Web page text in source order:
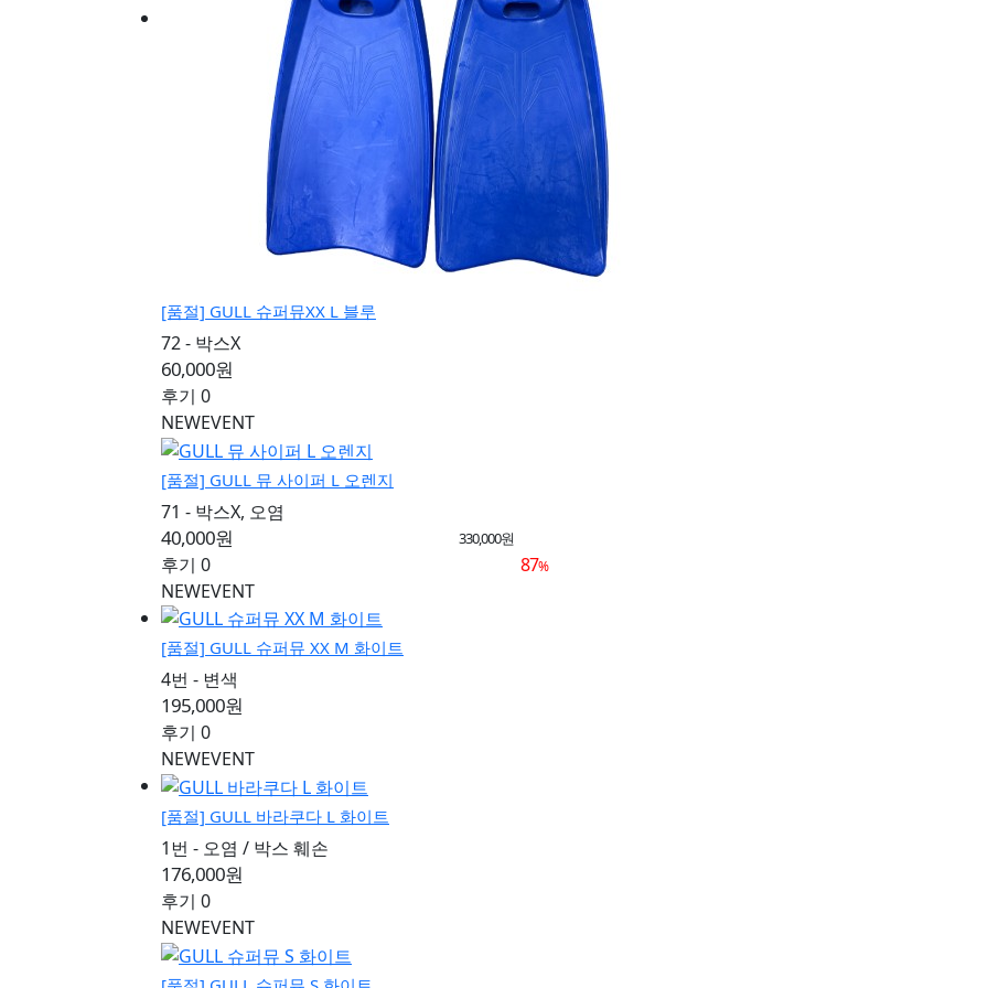
[품절] GULL 슈퍼뮤XX L 블루
72 - 박스X
60,000원
후기 0
NEWEVENT
[품절] GULL 뮤 사이퍼 L 오렌지
71 - 박스X, 오염
40,000원 330,000원
87%
후기 0
NEWEVENT
[품절] GULL 슈퍼뮤 XX M 화이트
4번 - 변색
195,000원
후기 0
NEWEVENT
[품절] GULL 바라쿠다 L 화이트
1번 - 오염 / 박스 훼손
176,000원
후기 0
NEWEVENT